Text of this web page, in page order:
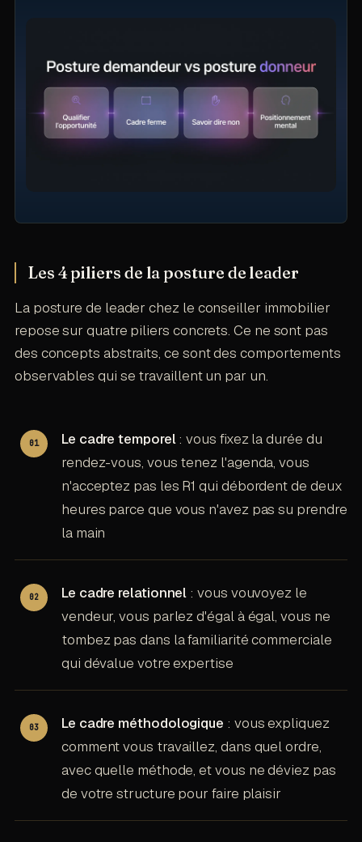
Les 4 piliers de la posture de leader
La posture de leader chez le conseiller immobilier
repose sur quatre piliers concrets. Ce ne sont pas
des concepts abstraits, ce sont des comportements
observables qui se travaillent un par un.
Le cadre temporel: vous fixez la durée du
rendez-vous, vous tenez l'agenda, vous
n'acceptez pas les R1 qui débordent de deux
heures parce que vous n'avez pas su prendre
la main
Le cadre relationnel : vous vouvoyez le
vendeur, vous parlez d'égal à égal, vous ne
tombez pas dans la familiarité commerciale
qui dévalue votre expertise
Le cadre méthodologique : vous expliquez
comment vous travaillez, dans quel ordre,
avec quelle méthode, et vous ne déviez pas
de votre structure pour faire plaisir